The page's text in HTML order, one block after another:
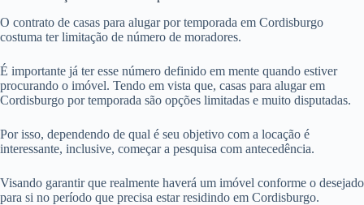
O contrato de casas para alugar por temporada em Cordisburgo
costuma ter limitação de número de moradores.
É importante já ter esse número definido em mente quando estiver
procurando o imóvel. Tendo em vista que, casas para alugar em
Cordisburgo por temporada são opções limitadas e muito disputadas.
Por isso, dependendo de qual é seu objetivo com a locação é
interessante, inclusive, começar a pesquisa com antecedência.
Visando garantir que realmente haverá um imóvel conforme o desejado
para si no período que precisa estar residindo em Cordisburgo.